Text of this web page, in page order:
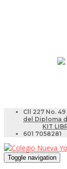
Cll 227 No.
del Diploma
KIT
601 7058281
Toggle navigation